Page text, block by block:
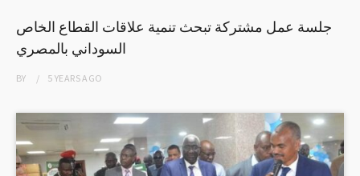
جلسة عمل مشتركة تبحث تنمية علاقات القطاع الخاص
السوداني بالمصري
BY 5 YEARSAGO